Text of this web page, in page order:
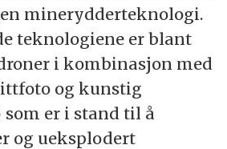
minerydderteknologi.
teknologiene er blant
i kombinasjon med
og kunstig
er i stand til å
og ueksplodert